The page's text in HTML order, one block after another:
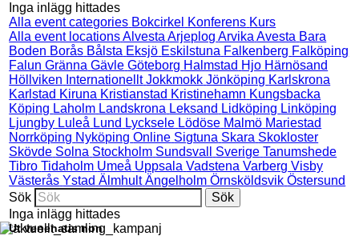
Inga inlägg hittades
Alla event categories Bokcirkel Konferens Kurs
Alla event locationsAlvesta Arjeplog Arvika Avesta Bara
Boden Borås Bålsta Eksjö Eskilstuna Falkenberg Falköping
Falun Gränna Gävle Göteborg Halmstad Hjo Härnösand
Höllviken Internationellt Jokkmokk Jönköping Karlskrona
Karlstad Kiruna Kristianstad Kristinehamn Kungsbacka
Köping Laholm Landskrona Leksand Lidköping Linköping
Ljungby Luleå Lund Lycksele Lödöse Malmö Mariestad
Norrköping Nyköping Online Sigtuna Skara Skokloster
Skövde Solna Stockholm Sundsvall Sverige Tanumshede
Tibro Tidaholm Umeå Uppsala Vadstena Varberg Visby
Västerås Ystad Älmhult Ängelholm Örnsköldsvik Östersund
Sök
Inga inlägg hittades
Ut venenatis non